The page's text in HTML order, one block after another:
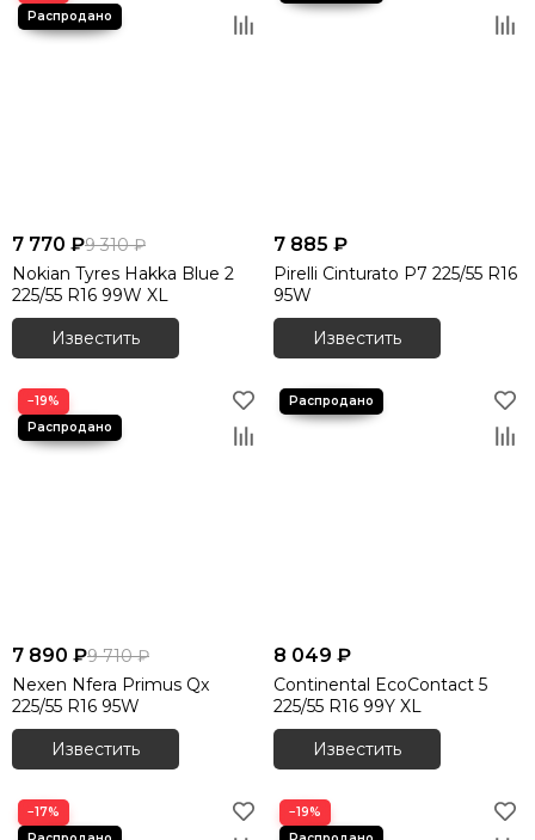
7 770 ₽9 310 ₽
Nokian Tyres Hakka Blue 2
225/55 R16 99W XL
Известить
7 885 ₽
Pirelli Cinturato P7 225/55 R16
95W
Известить
−19%
7 890 ₽9 710 ₽
Nexen Nfera Primus Qx
225/55 R16 95W
Известить
8 049 ₽
Continental EcoContact 5
225/55 R16 99Y XL
Известить
−17% −19%